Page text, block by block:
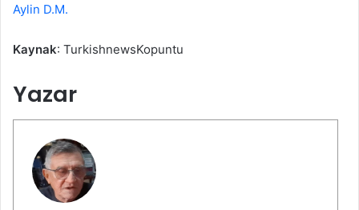
Aylin D.M.
Kaynak: TurkishnewsKopuntu
Yazar